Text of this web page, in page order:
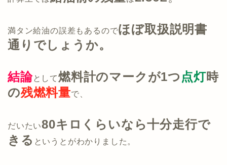
満タン給油の誤差もあるのでほぼ取扱説明書
通りでしょうか。
結論として燃料計のマークが1つ 点灯時
の残燃料量で、
だいたい80キロくらいなら十分走行で
きる というとがわかりました。